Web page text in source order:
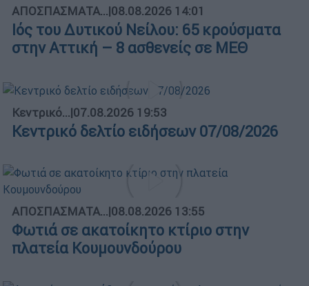
ΑΠΟΣΠΑΣΜΑΤΑ...|08.08.2026 14:01
Ιός του Δυτικού Νείλου: 65 κρούσματα
στην Αττική – 8 ασθενείς σε ΜΕΘ
Κεντρικό...|07.08.2026 19:53
Κεντρικό δελτίο ειδήσεων 07/08/2026
ΑΠΟΣΠΑΣΜΑΤΑ...|08.08.2026 13:55
Φωτιά σε ακατοίκητο κτίριο στην
πλατεία Κουμουνδούρου